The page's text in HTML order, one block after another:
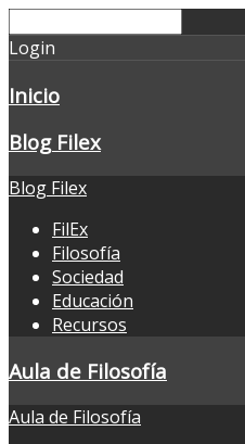
Login
Inicio
Blog Filex
Blog Filex
FilEx
Filosofía
Sociedad
Educación
Recursos
Aula de Filosofía
Aula de Filosofía